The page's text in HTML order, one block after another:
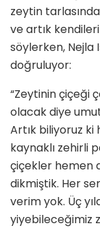
zeytin
ve artık
söylerken, Nejla
doğruluyor:
“Zeytinin çiçeği
olacak diye
Artık biliyoruz
kaynaklı zehirli
çiçekler hemen
dikmiştik. Her
verim yok. Üç
yiyebileceğimiz